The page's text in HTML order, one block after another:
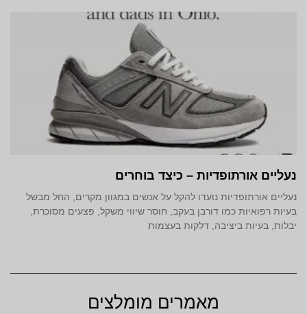
נעליים אורתופדיות – כיצד בוחרים
נעליים אורתופדיות נועדו להקל על אנשים במגוון מקרים, החל מבשל
בעיות רפואיות כמו דורבן בעקב, חוסר שיווי משקל, פצעים מסוכרת,
יבלות, בעיות ביציבה, דלקות בעצמות
מאמרים מומלצים